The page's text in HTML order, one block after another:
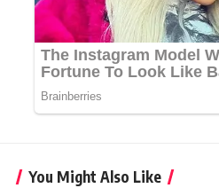
You Might Also Like